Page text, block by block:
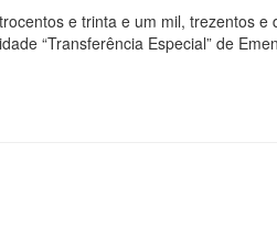
e trinta e um mil, trezentos e
“Transferência Especial” de